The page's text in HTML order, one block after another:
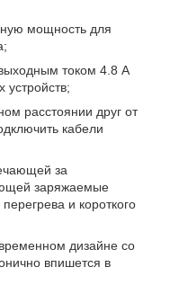
мощность для
током 4.8 А
устройств;
расстоянии друг от
кабели
за
заряжаемые
и короткого
дизайне со
впишется в